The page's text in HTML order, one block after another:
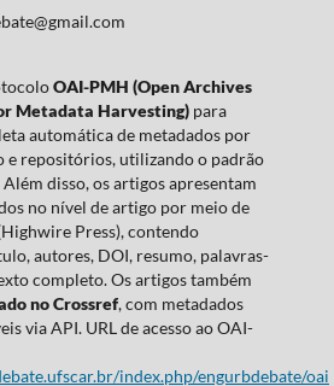
OAI-PMH (Open Archives
Metadata Harvesting)para
automática de metadados por
e repositórios, utilizando o padrão
Além disso, os artigos apresentam
no nível de artigo por meio de
Press), contendo
autores, DOI, resumo, palavras-
completo. Os artigos também
no Crossref, com metadados
via API. URL de acesso ao OAI-
index.php/engurbdebate/oai